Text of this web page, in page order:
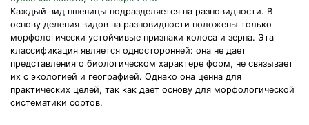
Каждый вид пшеницы подразделяется на разновидности. В
основу деления видов на разновидности положены только
морфологически устойчивые признаки колоса и зерна. Эта
классификация является односторонней: она не дает
представления о биологическом характере форм, не связывает
их с экологией и географией. Однако она ценна для
практических целей, так как дает основу для морфологической
систематики сортов.